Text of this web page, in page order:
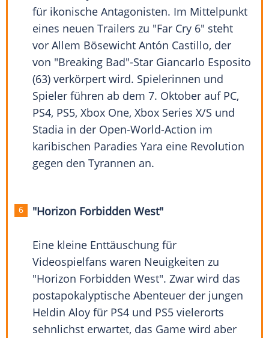
für ikonische Antagonisten. Im Mittelpunkt
eines neuen Trailers zu "Far Cry 6" steht
vor Allem Bösewicht Antón Castillo, der
von "Breaking Bad"-Star Giancarlo Esposito
(63) verkörpert wird. Spielerinnen und
Spieler führen ab dem 7. Oktober auf PC,
PS4, PS5,Xbox One,Xbox Series X/S und
Stadia in der Open-World-Action im
karibischen Paradies Yara eine Revolution
gegen den Tyrannen an.
"Horizon Forbidden West"
Eine kleine Enttäuschung für
Videospielfans waren Neuigkeiten zu
"Horizon Forbidden West". Zwar wird das
postapokalyptischeAbenteuer der jungen
Heldin Aloy für PS4 und PS5 vielerorts
sehnlichst erwartet, das Game wird aber